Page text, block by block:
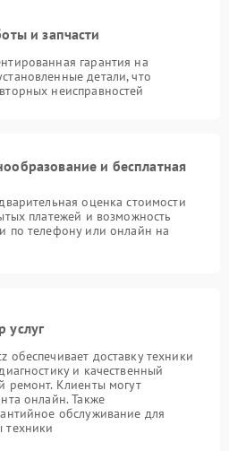
и запчасти
гарантия на
детали, что
неисправностей
и бесплатная
оценка стоимости
платежей и возможность
по телефону или онлайн на
услуг
доставку техники
и качественный
ремонт. Клиенты могут
онлайн. Также
обслуживание для
техники